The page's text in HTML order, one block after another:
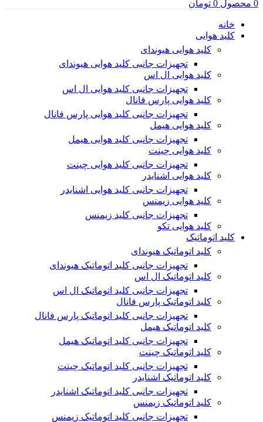
0 محصول 0 تومان
خانه
کلید هوایی
کلید هوایی هیوندای
تجهیزات جانبی کلید هوایی هیوندای
کلید هوایی ال اس
تجهیزات جانبی کلید هوایی ال اس
کلید هوایی پارس فانال
تجهیزات جانبی کلید هوایی پارس فانال
کلید هوایی هیمل
تجهیزات جانبی کلید هوایی هیمل
کلید هوایی چینت
تجهیزات جانبی کلید هوایی چینت
کلید هوایی اشنایدر
تجهیزات جانبی کلید هوایی اشنایدر
کلید هوایی زیمنس
تجهیزات جانبی کلید زیمنس
کلید هوایی تکو
کلید اتوماتیک
کلید اتوماتیک هیوندای
تجهیزات جانبی کلید اتوماتیک هیوندای
کلید اتوماتیک ال اس
تجهیزات جانبی کلید اتوماتیک ال اس
کلید اتوماتیک پارس فانال
تجهیزات جانبی کلید اتوماتیک پارس فانال
کلید اتوماتیک هیمل
تجهیزات جانبی کلید اتوماتیک هیمل
کلید اتوماتیک چینت
تجهیزات جانبی کلید اتوماتیک چینت
کلید اتوماتیک اشنایدر
تجهیزات جانبی کلید اتوماتیک اشنایدر
کلید اتوماتیک زیمنس
تجهیزات جانبی کلید اتوماتیک زیمنس